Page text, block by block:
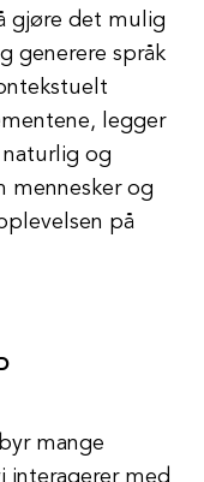
gjøre det mulig
generere språk
legger
og
mennesker og
på
mange
interagerer med